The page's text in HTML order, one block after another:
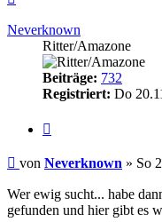
Neverknown
Ritter/Amazone
Beiträge: 732
Registriert: Do
Beitrag
von Neverknown » So
Wer ewig sucht... habe
gefunden und hier gibt es